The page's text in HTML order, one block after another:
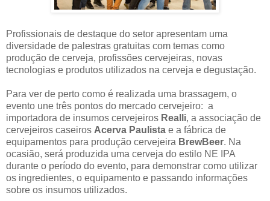
Profissionais de destaque do setor apresentam uma
diversidade de palestras gratuitas com temas como
produção de cerveja, profissões cervejeiras, novas
tecnologias e produtos utilizados na cerveja e degustação.
Para ver de perto como é realizada uma brassagem, o
evento une três pontos do mercado cervejeiro: a
importadora de insumos cervejeiros Realli, a associação de
cervejeiros caseiros Acerva Paulista e a fábrica de
equipamentos para produção cervejeira BrewBeer. Na
ocasião, será produzida uma cerveja do estilo NE IPA
durante o período do evento, para demonstrar como utilizar
os ingredientes, o equipamento e passando informações
sobre os insumos utilizados.